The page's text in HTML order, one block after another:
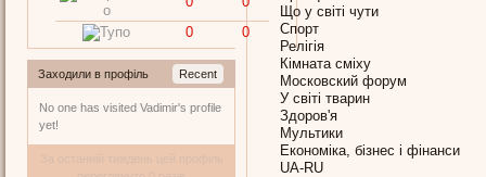
0
0
Заходили в профіль Recent
No one has visited Vadimir's profile
yet!
Що у світі чути
Спорт
Релігія
Кімната сміху
Московский форум
У світі тварин
Здоров'я
Мультики
Економіка, бізнес і фінанси
UA-RU